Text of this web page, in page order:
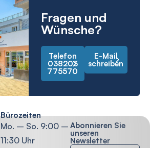
Fragen und
Wünsche?
Telefon
038203
775570
E-Mail
schreiben
Bürozeiten
Mo. – So. 9:00 –
11:30 Uhr
Abonnieren Sie
unseren
Newsletter